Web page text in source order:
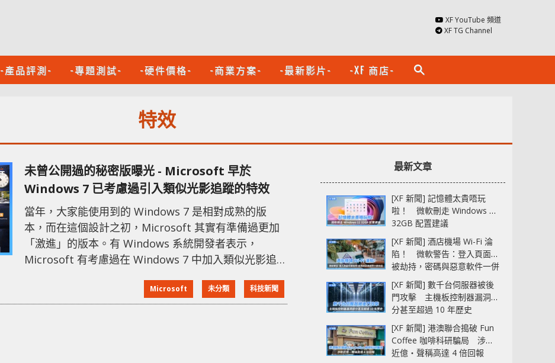
XF YouTube 頻道
XF TG Channel
-產品評測- -專題測試- -硬件價格- -商業方案- -最新影片- -XF 商店- search
特效
未曾公開過的秘密版曝光 - Microsoft 早於
Windows 7 已考慮過引入類似光影追蹤的特效
當年，大家能使用到的 Windows 7 是相對成熟的版
本，而在這個設計之初，Microsoft 其實有準備過更加
「激進」的版本。有 Windows 系統開發者表示，
Microsoft 有考慮過在 Windows 7 中加入類似光影追蹤
一段短片，展示了當初在 Windows 7 中加入過的「光
影追蹤」照明動畫效果。同時他亦表示：「這是一段超
Microsoft 未分類 科技新聞
最新文章
[XF 新聞] 記憶體太貴唔玩
啦！ 微軟刪走 Windows 11
32GB 配置建議
[XF 新聞] 酒店機場 Wi-Fi 淪
陷！ 微軟警告：登入頁面可
被劫持，密碼與惡意軟件一併
中招
[XF 新聞] 數千台伺服器被後
門攻擊 主機板控制器漏洞部
分甚至超過 10 年歷史
[XF 新聞] 港澳聯合搗破 Fun
Coffee 咖啡科研騙局 涉款
近億‧聲稱高達 4 倍回報